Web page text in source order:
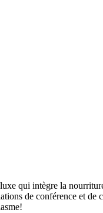
qui intègre la
de conférence et